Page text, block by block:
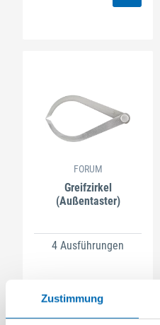
Zustimmung
FORUM
Greifzirkel
(Außentaster)
4 Ausführungen